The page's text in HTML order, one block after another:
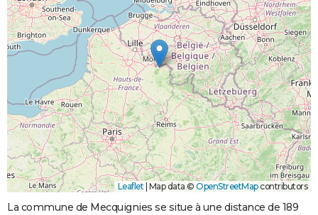
Leaflet Map data © OpenStreetMapcontributors
La commune de Mecquignies se situe à une distance de 189